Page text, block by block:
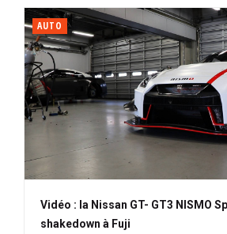
AUTO
Vidéo : la Nissan GT- GT3 NISMO
shakedown à Fuji